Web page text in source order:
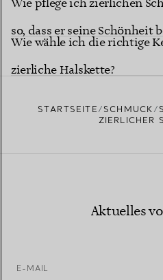
Wie pflege ich zierlichen
so, dass er seine Schönheit
Wie wähle ich die richtige
zierliche Halskette?
STARTSEITE SCHMUCK
ZIERLICHER
Aktuelles
E-MAIL